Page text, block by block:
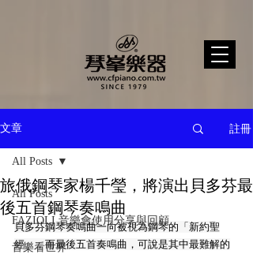
文章 註冊
All Posts
FAZIOLI 音樂會使用分享與回顧
音樂看世界
All Posts
旅俄鋼琴家楊千瑩，將演出貝多芬最
後五首鋼琴奏鳴曲
貝多芬鋼琴奏鳴曲一向被視為鋼琴的「新約聖
經」，而最後五首奏鳴曲，可說是其中最難解的